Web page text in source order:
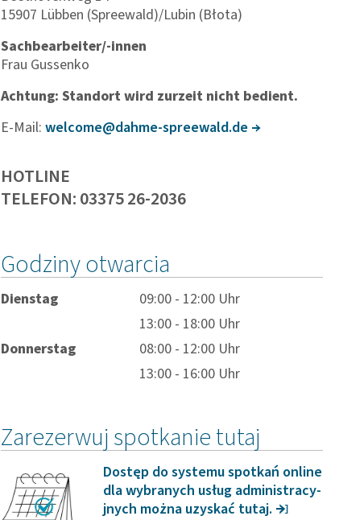
15907 Lübben (Spreewald)/Lubin (Błota)
Sachbearbeiter/-innen
Frau Gussenko
Achtung: Standort wird zurzeit nicht bedient.
E-Mail: welco­me@dahme-spree­wald.de
HOTLINE
TELEFON: 03375 26-2036
Godziny otwarcia
Dienstag
09:00 - 12:00 Uhr
13:00 - 18:00 Uhr
Donnerstag
08:00 - 12:00 Uhr
13:00 - 16:00 Uhr
Zarezerwuj spotkanie tutaj
Dostęp do systemu spotkań online
dla wybra­nych usług admi­nis­tra­cy­
jnych można uzyskać tutaj.